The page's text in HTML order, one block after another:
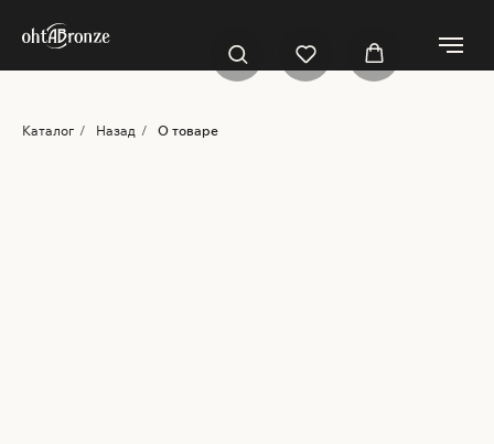
Каталог / Назад / О товаре